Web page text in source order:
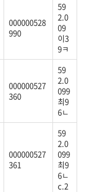
000000528
990
59
2.0
09
이3
9ㅋ
000000527
360
59
2.0
099
최9
6ㄴ
000000527
361
59
2.0
099
최9
6ㄴ
c.2